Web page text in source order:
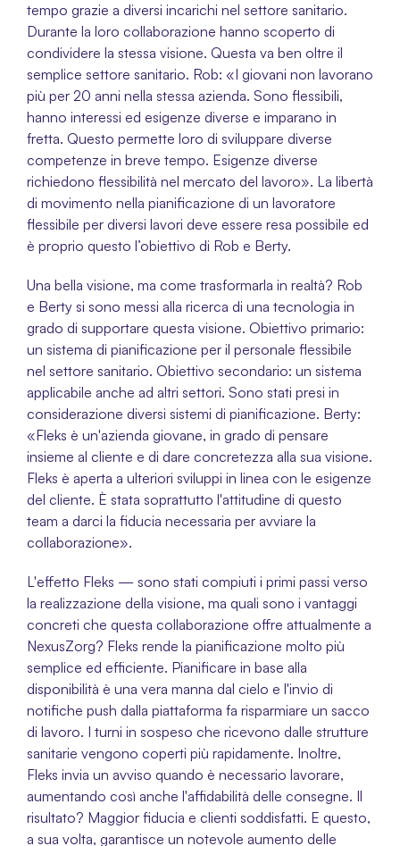
tempo grazie a diversi incarichi nel settore sanitario.
Durante la loro collaborazione hanno scoperto di
condividere la stessa visione. Questa va ben oltre il
semplice settore sanitario. Rob: «I giovani non lavorano
più per 20 anni nella stessa azienda. Sono flessibili,
hanno interessi ed esigenze diverse e imparano in
fretta. Questo permette loro di sviluppare diverse
competenze in breve tempo. Esigenze diverse
richiedono flessibilità nel mercato del lavoro». La libertà
di movimento nella pianificazione di un lavoratore
flessibile per diversi lavori deve essere resa possibile ed
è proprio questo l’obiettivo di Rob e Berty.
Una bella visione, ma come trasformarla in realtà? Rob
e Berty si sono messi alla ricerca di una tecnologia in
grado di supportare questa visione. Obiettivo primario:
un sistema di pianificazione per il personale flessibile
nel settore sanitario. Obiettivo secondario: un sistema
applicabile anche ad altri settori. Sono stati presi in
considerazione diversi sistemi di pianificazione. Berty:
«Fleks è un'azienda giovane, in grado di pensare
insieme al cliente e di dare concretezza alla sua visione.
Fleks è aperta a ulteriori sviluppi in linea con le esigenze
del cliente. È stata soprattutto l'attitudine di questo
team a darci la fiducia necessaria per avviare la
collaborazione».
L'effetto Fleks — sono stati compiuti i primi passi verso
la realizzazione della visione, ma quali sono i vantaggi
concreti che questa collaborazione offre attualmente a
NexusZorg? Fleks rende la pianificazione molto più
semplice ed efficiente. Pianificare in base alla
disponibilità è una vera manna dal cielo e l'invio di
notifiche push dalla piattaforma fa risparmiare un sacco
di lavoro. I turni in sospeso che ricevono dalle strutture
sanitarie vengono coperti più rapidamente. Inoltre,
Fleks invia un avviso quando è necessario lavorare,
aumentando così anche l'affidabilità delle consegne. Il
risultato? Maggior fiducia e clienti soddisfatti. E questo,
a sua volta, garantisce un notevole aumento delle